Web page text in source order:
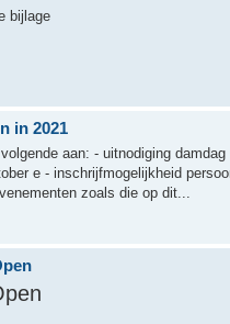
bijlage
in 2021
aan: - uitnodiging
e - inschrijfmogelijkheid
zoals die op dit...